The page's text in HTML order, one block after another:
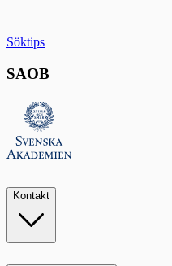
Söktips
SAOB
Kontakt